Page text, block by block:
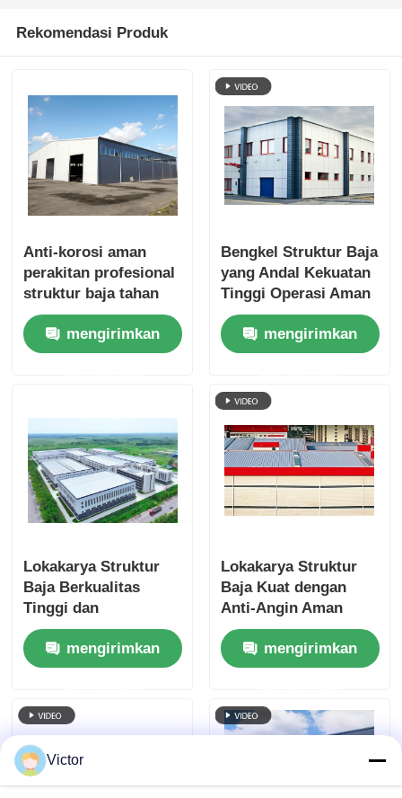
Rekomendasi Produk
Anti-korosi aman
perakitan profesional
struktur baja tahan
lama bengkel dengan
layanan di tempat
mengirimkan
Bengkel Struktur Baja
yang Andal Kekuatan
Tinggi Operasi Aman
Pemasangan DIY
Cocok untuk
Produksi Skala Kecil
mengirimkan
Lokakarya Struktur
Baja Berkualitas
Tinggi dan
Profesional
mengirimkan
Lokakarya Struktur
Baja Kuat dengan
Anti-Angin Aman
Mudah Pemasangan
dan Layanan
Perbaikan Di Tempat
Mesin Pertanian
mengirimkan
Victor